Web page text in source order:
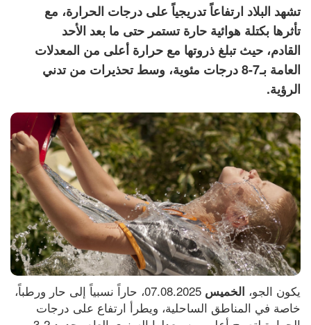
تشهد البلاد ارتفاعاً تدريجياً على درجات الحرارة، مع
تأثرها بكتلة هوائية حارة تستمر حتى ما بعد الأحد
القادم، حيث تبلغ ذروتها مع حرارة أعلى من المعدلات
العامة بـ7-8 درجات مئوية، وسط تحذيرات من تدني
الرؤية.
يكون الجو، الخميس